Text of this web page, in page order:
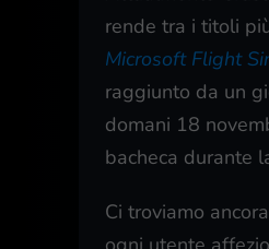
rende tra i titoli
Microsoft Flight
raggiunto da un
domani 18
bacheca durante
Ci troviamo
ogni utente